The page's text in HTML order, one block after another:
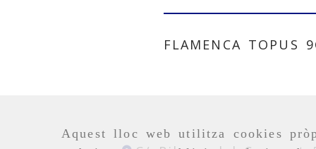
Aquest lloc web utilitza cookies
FLAMENCA TOPUS